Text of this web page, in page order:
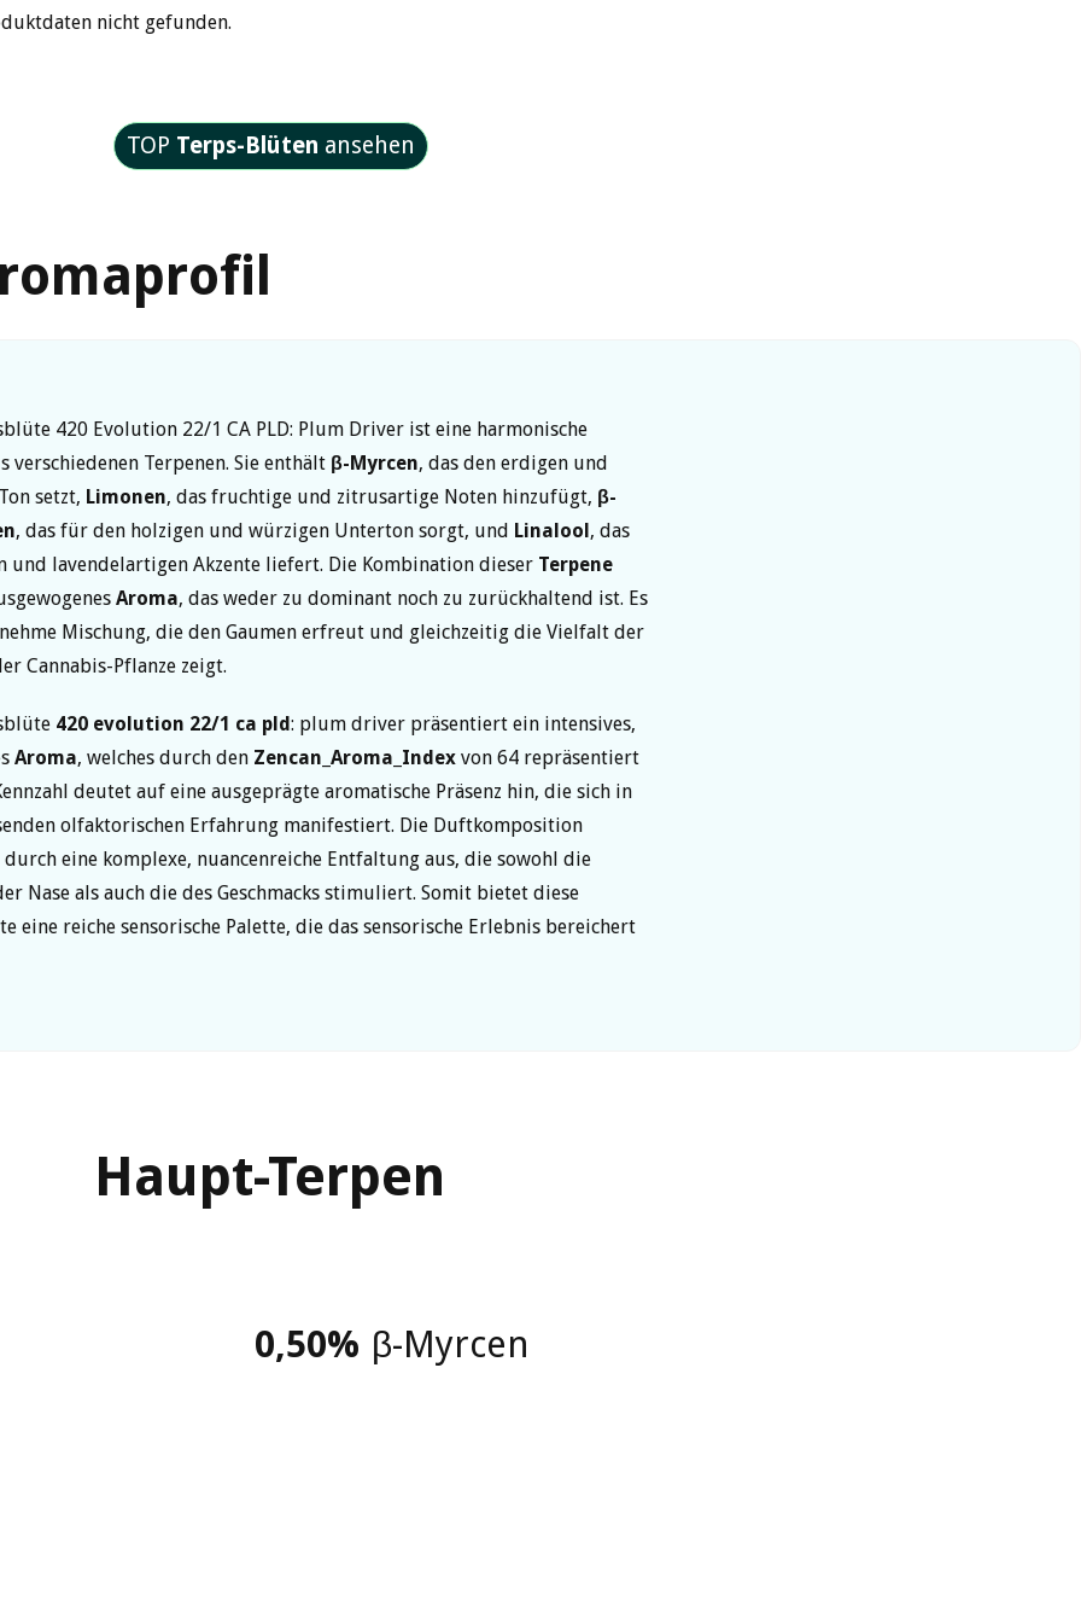
nicht gefunden.
TOP Terps-Blüten ansehen
420 Evolution 22/1 CA PLD: Plum Driver ist eine harmonische
verschiedenen Terpenen. Sie enthält β-Myrcen, das den erdigen und
setzt, Limonen, das fruchtige und zitrusartige Noten hinzufügt, β-
, das für den holzigen und würzigen Unterton sorgt, und Linalool, das
und lavendelartigen Akzente liefert. Die Kombination dieser Terpene
Aroma, das weder zu dominant noch zu zurückhaltend ist. Es
Mischung, die den Gaumen erfreut und gleichzeitig die Vielfalt der
Cannabis-Pflanze zeigt.
420 evolution 22/1 ca pld: plum driver präsentiert ein intensives,
Aroma, welches durch den Zencan_Aroma_Indexvon 64 repräsentiert
deutet auf eine ausgeprägte aromatische Präsenz hin, die sich in
olfaktorischen Erfahrung manifestiert. Die Duftkomposition
durch eine komplexe, nuancenreiche Entfaltung aus, die sowohl die
Nase als auch die des Geschmacks stimuliert. Somit bietet diese
eine reiche sensorische Palette, die das sensorische Erlebnis bereichert
Haupt-Terpen
0,50% β-Myrcen